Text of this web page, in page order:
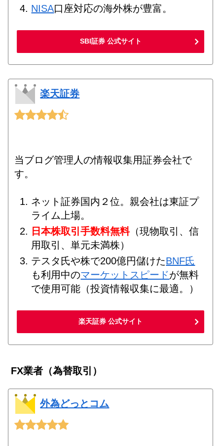
NISA口座対応の海外株が豊富。
SBI証券 公式サイト
楽天証券
当ブログ管理人の情報収集用証券会社で
す。
ネット証券国内２位。親会社は東証プ
ライム上場。
日本株取引手数料無料（現物取引、信
用取引、単元未満株）
テスタ氏や株で200億円儲けたBNF氏
も利用中のマーケットスピードが無料
で使用可能（投資情報収集に最適。）
楽天証券 公式サイト
FX業者（為替取引）
外為どっとコム